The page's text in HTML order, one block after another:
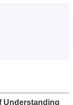
Understanding